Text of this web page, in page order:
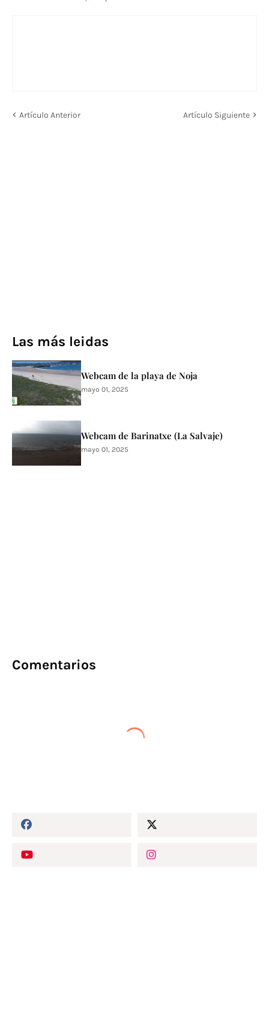
Artículo Anterior Artículo Siguiente
Las más leidas
Webcam de la playa de Noja
mayo 01, 2025
Webcam de Barinatxe (La Salvaje)
mayo 01, 2025
Comentarios